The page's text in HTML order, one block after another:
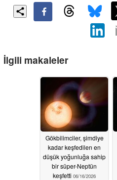
İlgili makaleler
Gökbilimciler, şimdiye
kadar keşfedilen en
düşük yoğunluğa sahip
bir süper-Neptün
keşfetti 06/16/2026